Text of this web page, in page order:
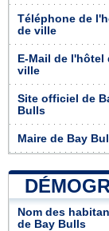
Téléphone de
de ville
E-Mail de l'hôtel
ville
Site officiel de
Bulls
Maire de Bay
Nom des
de Bay Bulls